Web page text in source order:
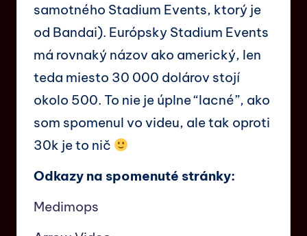
samotného Stadium Events, ktorý je
od Bandai). Európsky Stadium Events
má rovnaký názov ako americký, len
teda miesto 30 000 dolárov stojí
okolo 500. To nie je úplne “lacné”, ako
som spomenul vo videu, ale tak oproti
30k je to nič
Odkazy na spomenuté stránky:
Medimops